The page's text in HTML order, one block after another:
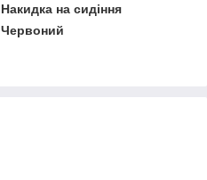
Накидка на сидіння
Червоний